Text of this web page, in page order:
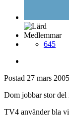
Medlemmar
645
Postad 27 mars 2005
Dom jobbar stor
TV4 använder bla